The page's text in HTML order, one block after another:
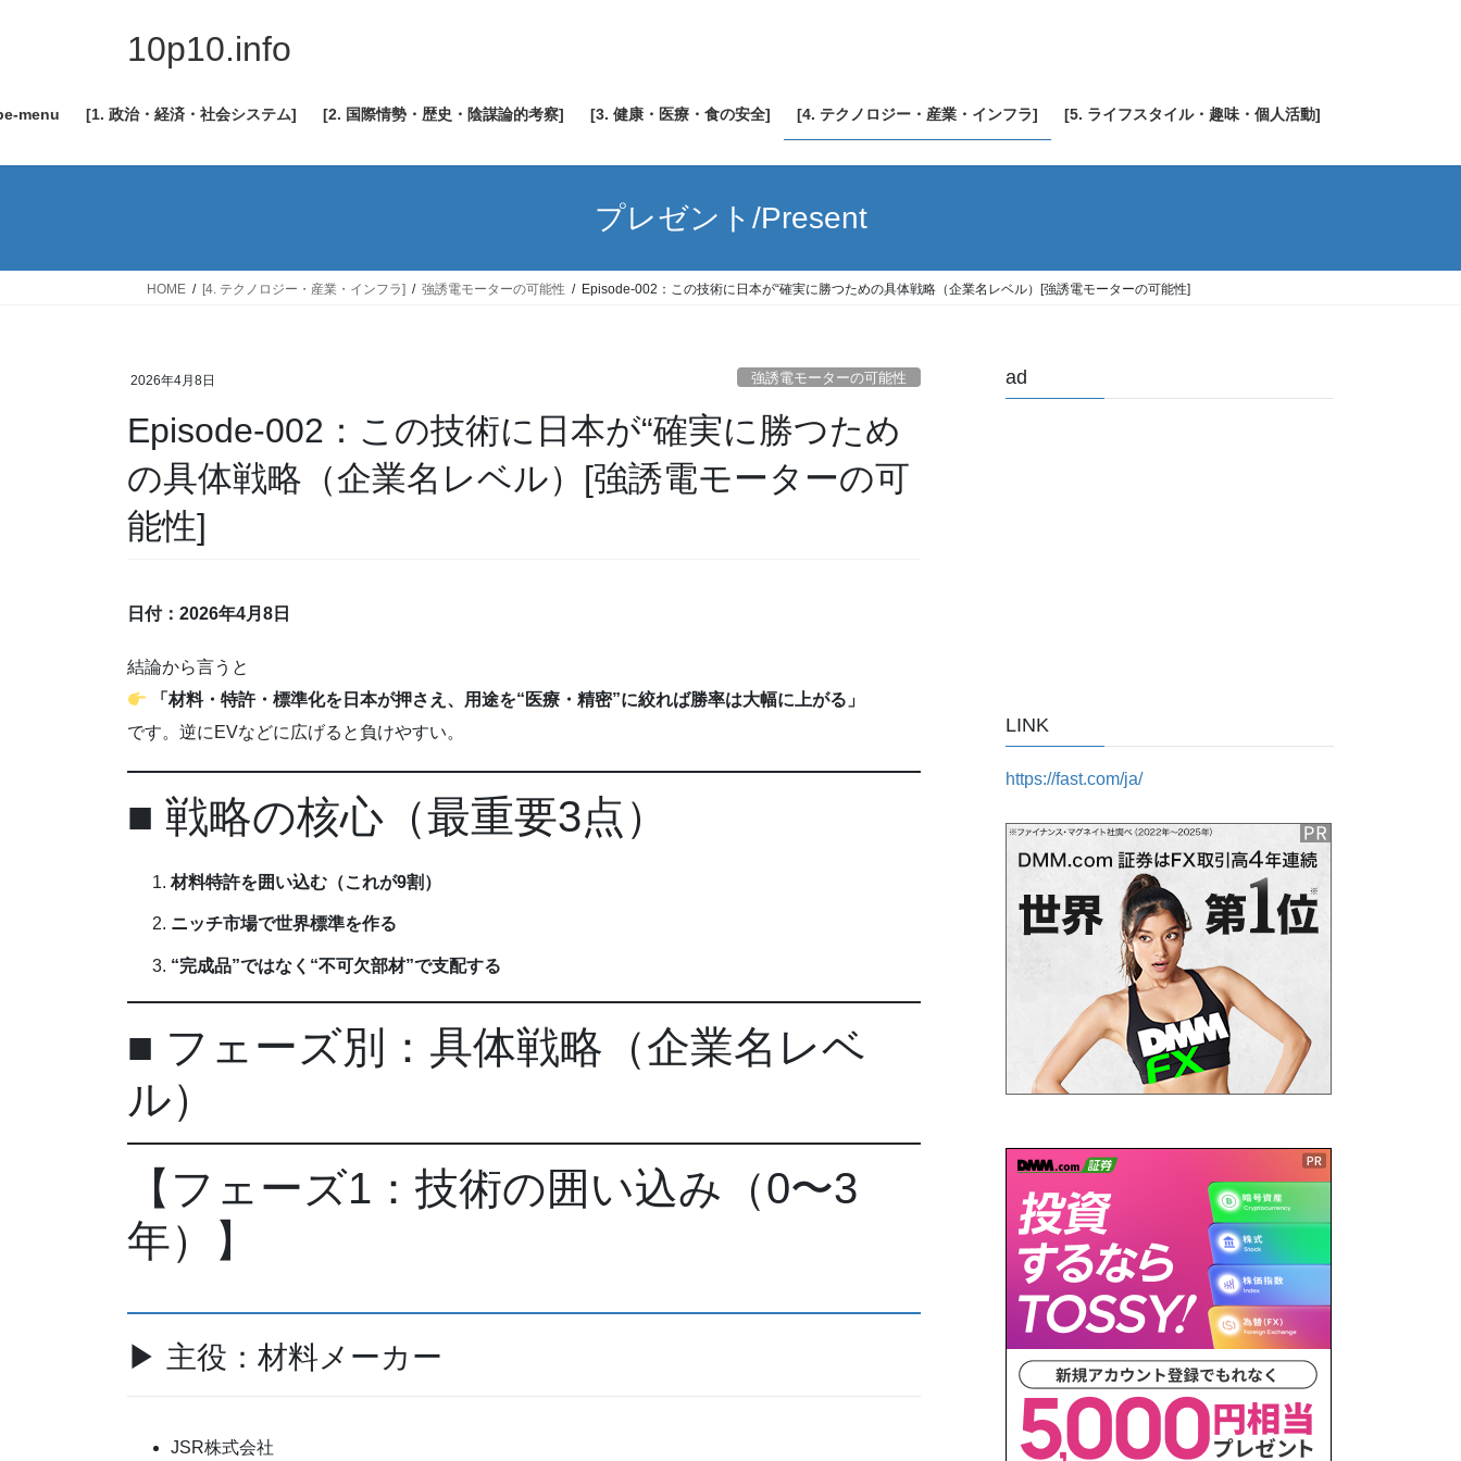
ツ
ス
シ
ン
10p10.info
menu [1. 政治・経済・社会システム] [2. 国際情勢・歴史・陰謀論的考察] [3. 健康・医療・食の安全] [4. テクノロジー・産業・インフラ] [5. ライフスタイル・趣味・個人活動]
プレゼント/Present
HOME [4. テクノロジー・産業・インフラ] 強誘電モーターの可能性 Episode-002：この技術に日本が“確実に勝つための具体戦略（企業名レベル）[強誘電モーターの可能性]
2026年4月8日 強誘電モーターの可能性
Episode-002：この技術に日本が“確実に勝つため
の具体戦略（企業名レベル）[強誘電モーターの可
能性]
日付：2026年4月8日
結論から言うと
「材料・特許・標準化を日本が押さえ、用途を“医療・精密”に絞れば勝率は大幅に上がる」
です。逆にEVなどに広げると負けやすい。
■ 戦略の核心（最重要3点）
材料特許を囲い込む（これが9割）
ニッチ市場で世界標準を作る
“完成品”ではなく“不可欠部材”で支配する
■ フェーズ別：具体戦略（企業名レベ
ル）
【フェーズ1：技術の囲い込み（0〜3
年）】
▶ 主役：材料メーカー
JSR株式会社
ad
LINK
https://fast.com/ja/